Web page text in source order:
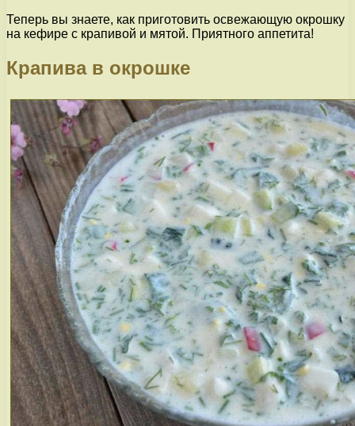
Теперь вы знаете, как приготовить освежающую окрошку
на кефире с крапивой и мятой. Приятного аппетита!
Крапива в окрошке